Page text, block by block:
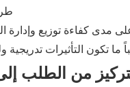
من الطلب